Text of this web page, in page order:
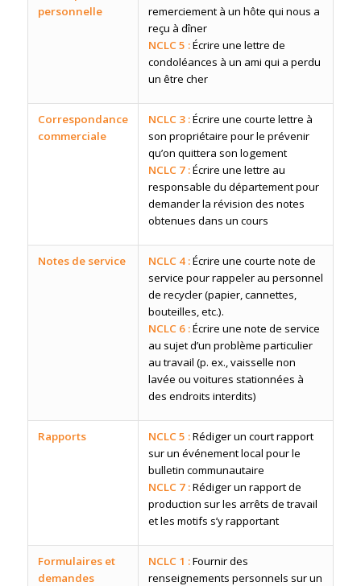
personnelle
remerciement à un hôte qui nous a
reçu à dîner
NCLC 5 :Écrire une lettre de
condoléances à un ami qui a perdu
un être cher
Correspondance
commerciale
NCLC 3 :Écrire une courte lettre à
son propriétaire pour le prévenir
qu’on quittera son logement
NCLC 7 :Écrire une lettre au
responsable du département pour
demander la révision des notes
obtenues dans un cours
Notes de service NCLC 4 :Écrire une courte note de
service pour rappeler au personnel
de recycler (papier, cannettes,
bouteilles, etc.).
NCLC 6 :Écrire une note de service
au sujet d’un problème particulier
au travail (p. ex., vaisselle non
lavée ou voitures stationnées à
des endroits interdits)
Rapports NCLC 5 :Rédiger un court rapport
sur un événement local pour le
bulletin communautaire
NCLC 7 :Rédiger un rapport de
production sur les arrêts de travail
et les motifs s’y rapportant
Formulaires et
demandes
NCLC 1 :Fournir des
renseignements personnels sur un